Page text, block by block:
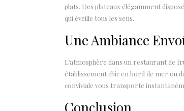
plats. Des plateaux élégamment
qui éveille tous les sens.
Une Ambiance
L’atmosphère dans un restaurant de
établissement chic en bord de mer ou
conviviale vous transporte
Conclusion